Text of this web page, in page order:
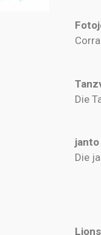
Die
Die